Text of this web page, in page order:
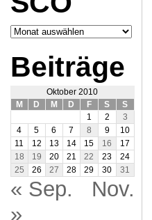
Archiv
SCO
Beiträge
Oktober 2010
M
D M D F S
S
1
2
3
4
5 6 7 8 9
10
11
12 13 14 15 16
17
18
19 20 21 22 23
24
25
26 27 28 29 30 31
« Sep.
Nov.
»